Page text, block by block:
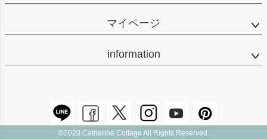
マイページ
information
©2020 Catherine Cottage All Rights Reserved.